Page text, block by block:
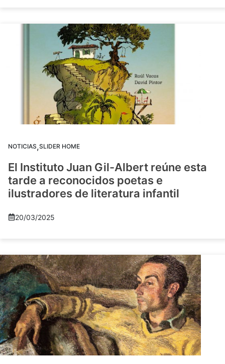
NOTICIAS,SLIDER HOME
El Instituto Juan Gil-Albert reúne esta
tarde a reconocidos poetas e
ilustradores de literatura infantil
20/03/2025